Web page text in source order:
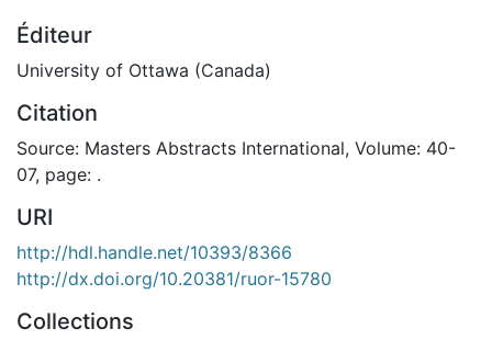
Éditeur
University of Ottawa (Canada)
Citation
Source: Masters Abstracts International, Volume: 40-
07, page: .
URI
http://hdl.handle.net/10393/8366
http://dx.doi.org/10.20381/ruor-15780
Collections